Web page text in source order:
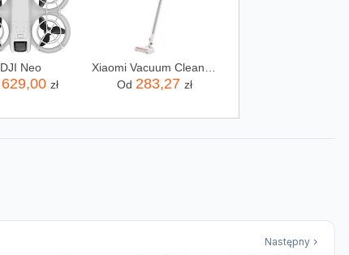
DJI Neo
629,00 zł
Od 283,27 zł
Następny